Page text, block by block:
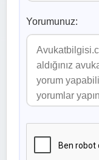
Yorumunuz: